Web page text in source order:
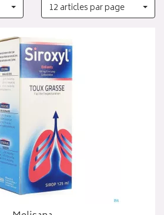
12 articles par page